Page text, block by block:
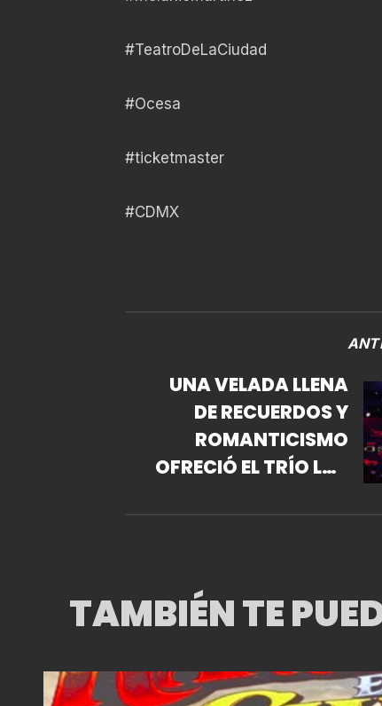
#TeatroDeLaCiudad
#Ocesa
#ticketmaster
#CDMX
UNA VELADA LLENA
DE RECUERDOS Y
ROMANTICISMO
OFRECIÓ EL TRÍO LOS
MARAKA
TAMBIÉN TE